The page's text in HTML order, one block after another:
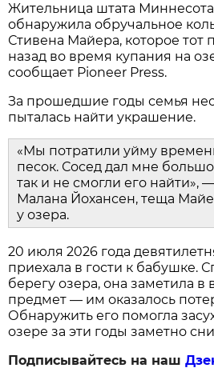
Жительница штата
обнаружила обручальное
Стивена Майера, которое тот
назад во время купания на
сообщает Pioneer Press.
За прошедшие годы семья
пыталась найти украшение.
«Мы потратили уйму
песок. Сосед дал мне
так и не смогли его найти»,
Малана Йохансен, теща
у озера.
20 июля 2026 года
приехала в гости к бабушке.
берегу озера, она заметила
предмет — им оказалось
Обнаружить его помогла
озере за эти годы заметно
Подписывайтесь на наш